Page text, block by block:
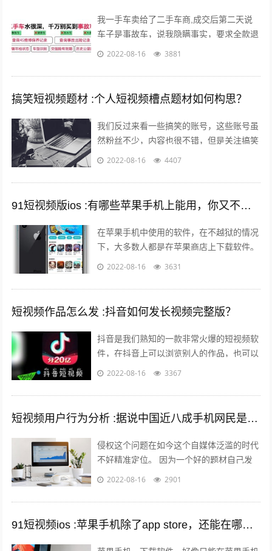
我一手车卖给了二手车商,成交后第二天说
车子是事故车，说我隐瞒事实，要求全款退
车，我该怎么办？ 报警处理。二手车行在
2022-08-16 3881
搞笑短视频题材 :个人短视频槽点题材如何构思？
我们反过来看一些搞笑的账号，这些账号虽
然粉丝不少，内容也很不错，但是关注搞笑
账号的用户，大多数都是为了开心的，所以
2022-08-16 4407
91短视频版ios :有哪些苹果手机上能用，你又不愿意让人知道的好用的app呢？
在苹果手机中使用的软件，在不越狱的情况
下，大多数人都是在苹果商店上下载软件。
但是还有其他的方法可以让你的手机中安装
2022-08-16 3631
短视频作品怎么发 :抖音如何发长视频完整版？
抖音是我们熟知的一款非常火爆的短视频软
件，在抖音上可以浏览别人的作品，也可以
发布自己的作品，那么自己发布作品的时候
2022-08-16 3367
短视频用户行为分析 :据说中国近八成手机网民是短视频用户，侵权问题如何解决？
侵权这个问题在如今这个自媒体泛滥的时代
不好精准定位。 因为一个好的题材自己发
布出去可能只需要短短的几分钟时间就能够
2022-08-16 2901
91短视频ios :苹果手机除了app store，还能在哪里下载软件？包括一些破解软件？